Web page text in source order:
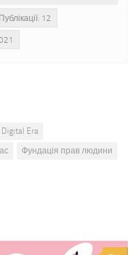
Публікації: 12
Digital Era
Фундація прав людини